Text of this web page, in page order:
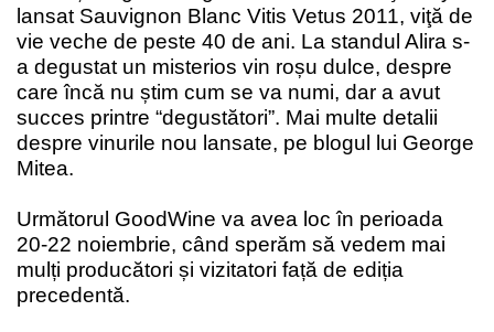
lansat Sauvignon Blanc Vitis Vetus 2011, viţă de
vie veche de peste 40 de ani. La standul Alira s-
a degustat un misterios vin roșu dulce, despre
care încă nu știm cum se va numi, dar a avut
succes printre “degustători”. Mai multe detalii
despre vinurile nou lansate, pe blogul lui George
Mitea.
Următorul GoodWine va avea loc în perioada
20-22 noiembrie, când sperăm să vedem mai
mulți producători și vizitatori față de ediția
precedentă.